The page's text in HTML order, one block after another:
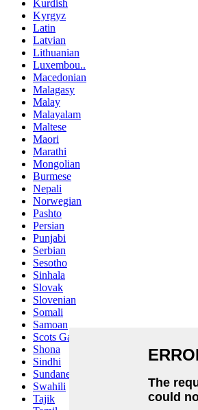
Kurdish
Kyrgyz
Latin
Latvian
Lithuanian
Luxembou..
Macedonian
Malagasy
Malay
Malayalam
Maltese
Maori
Marathi
Mongolian
Burmese
Nepali
Norwegian
Pashto
Persian
Punjabi
Serbian
Sesotho
Sinhala
Slovak
Slovenian
Somali
Samoan
Scots Gaelic
Shona
Sindhi
Sundanese
Swahili
Tajik